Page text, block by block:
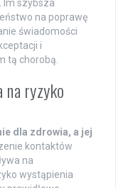
Im szybsza
na poprawę
świadomości
i
tą chorobą.
na ryzyko
dla zdrowia, a jej
kontaktów
na
wystąpienia